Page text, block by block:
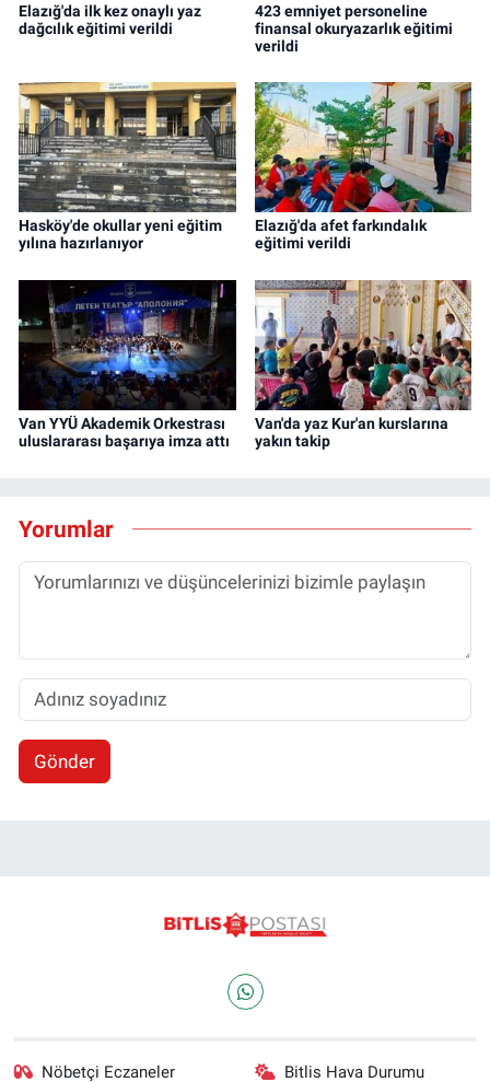
Elazığ'da ilk kez onaylı yaz
dağcılık eğitimi verildi
423 emniyet personeline
finansal okuryazarlık eğitimi
verildi
Hasköy'de okullar yeni eğitim
yılına hazırlanıyor
Elazığ'da afet farkındalık
eğitimi verildi
Van YYÜ Akademik Orkestrası
uluslararası başarıya imza attı
Van'da yaz Kur'an kurslarına
yakın takip
Yorumlar
Gönder
Nöbetçi Eczaneler Bitlis Hava Durumu